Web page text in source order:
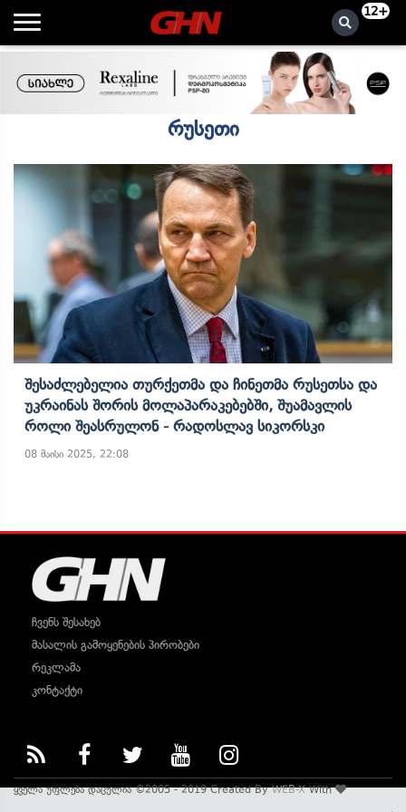
12+
რუსეთი
Შესაძლებელია Თურქეთმა Და Ჩინეთმა Რუსეთსა Და
Უკრაინას Შორის Მოლაპარაკებებში, Შუამავლის
Როლი Შეასრულონ - Რადოსლავ Სიკორსკი
08 მაისი 2025, 22:08
ჩვენს შესახებ
მასალის გამოყენების პირობები
რეკლამა
კონტაქტი
ყველა უფლება დაცულია ©2005 - 2019 Created ByWEB-XWith